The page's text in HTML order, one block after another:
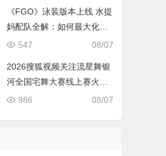
《FGO》泳装版本上线 水提
妈配队全解：如何最大化暴
击收益？
08/07
547
2026搜狐视频关注流星舞银
河全国宅舞大赛线上赛火热
进行中
08/07
986